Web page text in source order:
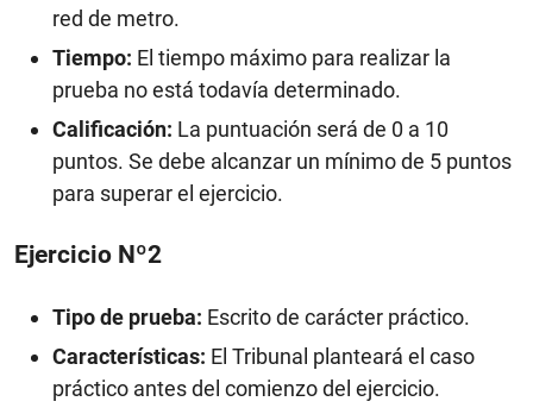
red de metro.
Tiempo: El tiempo máximo para realizar la
prueba no está todavía determinado.
Calificación: La puntuación será de 0 a 10
puntos. Se debe alcanzar un mínimo de 5 puntos
para superar el ejercicio.
Ejercicio Nº2
Tipo de prueba: Escrito de carácter práctico.
Características: El Tribunal planteará el caso
práctico antes del comienzo del ejercicio.